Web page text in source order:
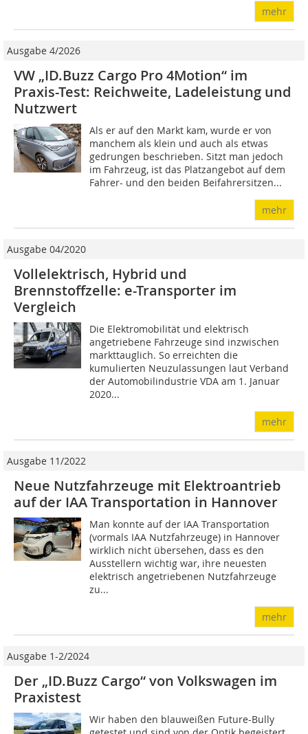
mehr
Ausgabe 4/2026
VW „ID.Buzz Cargo Pro 4Motion“ im
Praxis-Test: Reichweite, Ladeleistung und
Nutzwert
Als er auf den Markt kam, wurde er von
manchem als klein und auch als etwas
gedrungen beschrieben. Sitzt man jedoch
im Fahrzeug, ist das Platzangebot auf dem
Fahrer- und den beiden Beifahrersitzen...
mehr
Ausgabe 04/2020
Vollelektrisch, Hybrid und
Brennstoffzelle: e-Transporter im
Vergleich
Die Elektromobilität und elektrisch
angetriebene Fahrzeuge sind inzwischen
markttauglich. So erreichten die
kumulierten Neuzulassungen laut Verband
der Automobilindustrie VDA am 1. Januar
2020...
mehr
Ausgabe 11/2022
Neue Nutzfahrzeuge mit Elektroantrieb
auf der IAA Transportation in Hannover
Man konnte auf der IAA Transportation
(vormals IAA Nutzfahrzeuge) in Hannover
wirklich nicht übersehen, dass es den
Ausstellern wichtig war, ihre neuesten
elektrisch angetriebenen Nutzfahrzeuge
zu...
mehr
Ausgabe 1-2/2024
Der „ID.Buzz Cargo“ von Volkswagen im
Praxistest
Wir haben den blauweißen Future-Bully